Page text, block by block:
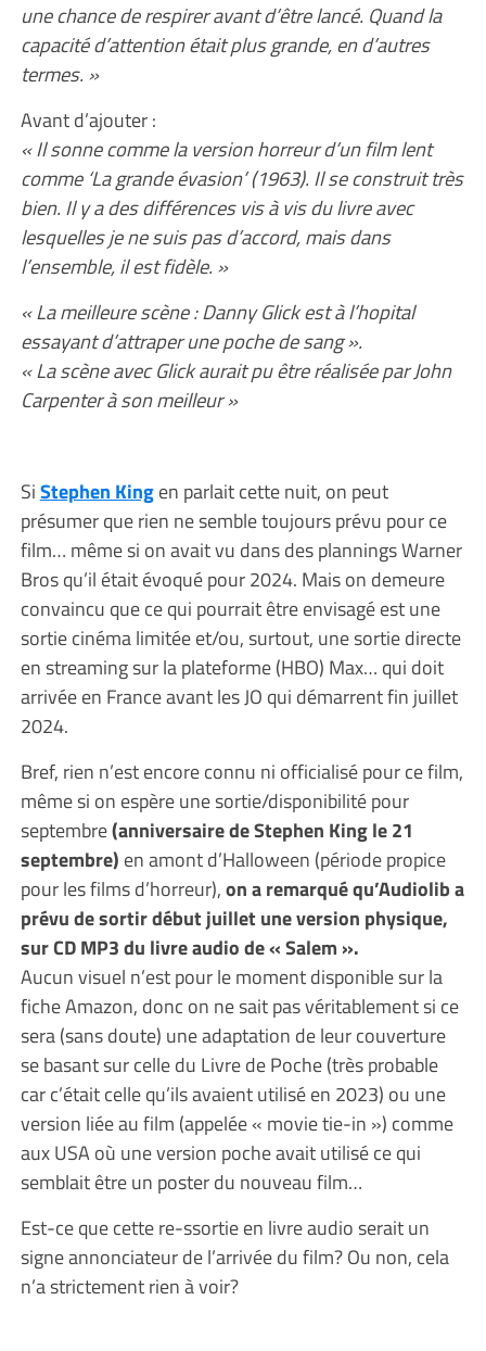
une chance de respirer avant d’être lancé. Quand la
capacité d’attention était plus grande, en d’autres
termes. »
Avant d’ajouter :
« Il sonne comme la version horreur d’un film lent
comme ‘La grande évasion’ (1963). Il se construit très
bien. Il y a des différences vis à vis du livre avec
lesquelles je ne suis pas d’accord, mais dans
l’ensemble, il est fidèle. »
« La meilleure scène : Danny Glick est à l’hopital
essayant d’attraper une poche de sang ».
« La scène avec Glick aurait pu être réalisée par John
Carpenter à son meilleur »
SiStephen Kingen parlait cette nuit, on peut
présumer que rien ne semble toujours prévu pour ce
film… même si on avait vu dans des plannings Warner
Bros qu’il était évoqué pour 2024. Mais on demeure
convaincu que ce qui pourrait être envisagé est une
sortie cinéma limitée et/ou, surtout, une sortie directe
en streaming sur la plateforme (HBO) Max… qui doit
arrivée en France avant les JO qui démarrent fin juillet
2024.
Bref, rien n’est encore connu ni officialisé pour ce film,
même si on espère une sortie/disponibilité pour
septembre(anniversaire de Stephen King le 21
septembre) en amont d’Halloween (période propice
pour les films d’horreur),on a remarqué qu’Audiolib a
prévu de sortir début juillet une version physique,
sur CD MP3 du livre audio de « Salem ».
Aucun visuel n’est pour le moment disponible sur la
fiche Amazon, donc on ne sait pas véritablement si ce
sera (sans doute) une adaptation de leur couverture
se basant sur celle du Livre de Poche (très probable
car c’était celle qu’ils avaient utilisé en 2023) ou une
version liée au film (appelée « movie tie-in ») comme
aux USA où une version poche avait utilisé ce qui
semblait être un poster du nouveau film…
Est-ce que cette re-ssortie en livre audio serait un
signe annonciateur de l’arrivée du film? Ou non, cela
n’a strictement rien à voir?